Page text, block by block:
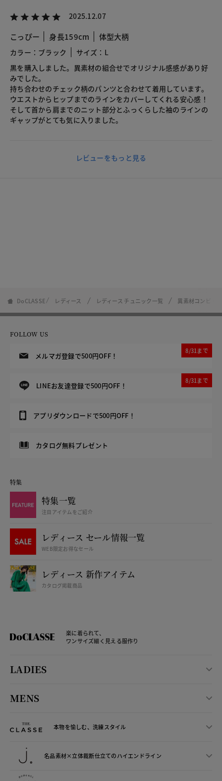
2025.12.07
こっぴー 身長159cm 体型大柄
カラー：ブラック
サイズ：L
黒を購入しました。異素材の組合せでオリジナル感感があり好
みでした。
持ち合わせのチェック柄のパンツと合わせて着用しています。
ウエストからヒップまでのラインをカバーしてくれる安心感！
そして首から肩までのニット部分とふっくらした袖のラインの
ギャップがとても気に入りました。
レビューをもっと見る
DoCLASSE レディース レディース チュニック一覧 異素材コンビ・
FOLLOW US
メルマガ登録で500円OFF！
8/31まで
LINEお友達登録で500円OFF！
8/31まで
アプリダウンロードで500円OFF！
カタログ無料プレゼント
特集
特集一覧
注目アイテムをご紹介
レディース セール情報一覧
WEB限定お得なセール
レディース 新作アイテム
カタログ掲載商品
楽に着られて、
ワンサイズ細く見える服作り
LADIES
MENS
本物を愉しむ、洗練スタイル
名品素材×立体裁断仕立てのハイエンドライン